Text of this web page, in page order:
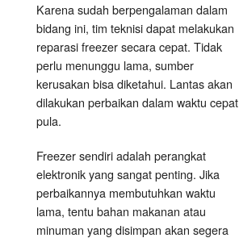
Karena sudah berpengalaman dalam
bidang ini, tim teknisi dapat melakukan
reparasi freezer secara cepat. Tidak
perlu menunggu lama, sumber
kerusakan bisa diketahui. Lantas akan
dilakukan perbaikan dalam waktu cepat
pula.
Freezer sendiri adalah perangkat
elektronik yang sangat penting. Jika
perbaikannya membutuhkan waktu
lama, tentu bahan makanan atau
minuman yang disimpan akan segera